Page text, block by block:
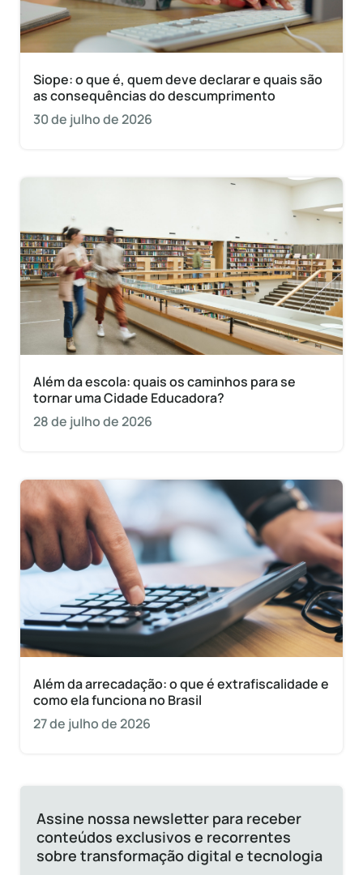
Siope: o que é, quem deve declarar e quais são
as consequências do descumprimento
30 de julho de 2026
Além da escola: quais os caminhos para se
tornar uma Cidade Educadora?
28 de julho de 2026
Além da arrecadação: o que é extrafiscalidade e
como ela funciona no Brasil
27 de julho de 2026
Assine nossa newsletter para receber
conteúdos exclusivos e recorrentes
sobre transformação digital e tecnologia